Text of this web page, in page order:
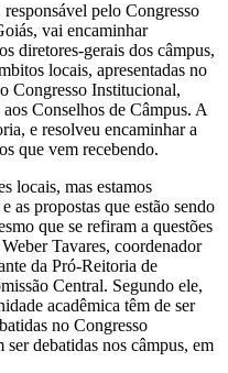
pelo Congresso
vai encaminhar
diretores-gerais dos câmpus,
locais, apresentadas no
Congresso Institucional,
Conselhos de Câmpus. A
e resolveu encaminhar a
que vem recebendo.
locais, mas estamos
propostas que estão sendo
que se refiram a questões
Tavares, coordenador
da Pró-Reitoria de
Central. Segundo ele,
acadêmica têm de ser
no Congresso
debatidas nos câmpus, em